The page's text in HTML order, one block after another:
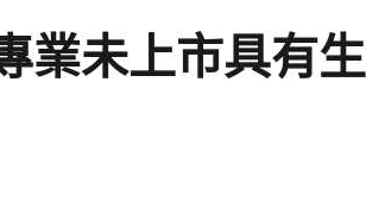
業未上市具有生